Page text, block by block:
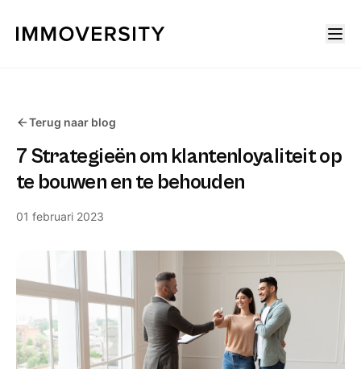
Terug naar blog
7 Strategieën om klantenloyaliteit op
te bouwen en te behouden
01 februari 2023